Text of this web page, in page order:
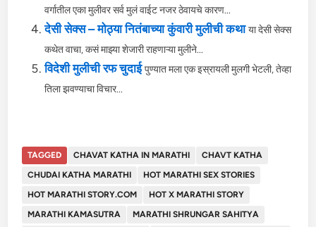
वर्गातील एका मुलीवर सर्व मुलं वाईट नजर ठेवायचे कारण...
देसी सेक्स – मोठ्या नितंबाच्या कुंवारी मुलीची कथा या देसी सेक्स
कथेत वाचा, कसं माझ्या शेजारी राहणाऱ्या मुलीने...
विदेशी मुलीची रफ चुदाई पुण्यात मला एक इस्रायली मुलगी भेटली, तेव्हा
तिला झवण्याचा विचार...
TAGGED CHAVAT KATHA IN MARATHI
CHAVT KATHA
CHUDAI KATHA MARATHI
HOT MARATHI SEX STORIES
HOT MARATHI STORY.COM
HOT X MARATHI STORY
MARATHI KAMASUTRA
MARATHI SHRUNGAR SAHITYA